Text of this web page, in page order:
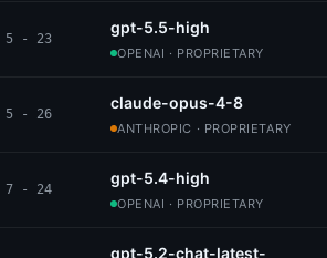
5 - 23
gpt-5.5-high
OPENAI · PROPRIETARY
5 - 26
claude-opus-4-8
ANTHROPIC · PROPRIETARY
7 - 24
gpt-5.4-high
OPENAI · PROPRIETARY
gpt-5.2-chat-latest-